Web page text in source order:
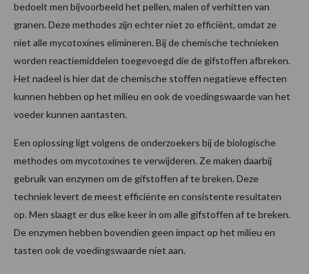
bedoelt men bijvoorbeeld het pellen, malen of verhitten van
granen. Deze methodes zijn echter niet zo efficiënt, omdat ze
niet alle mycotoxines elimineren. Bij de chemische technieken
worden reactiemiddelen toegevoegd die de gifstoffen afbreken.
Het nadeel is hier dat de chemische stoffen negatieve effecten
kunnen hebben op het milieu en ook de voedingswaarde van het
voeder kunnen aantasten.
Een oplossing ligt volgens de onderzoekers bij de biologische
methodes om mycotoxines te verwijderen. Ze maken daarbij
gebruik van enzymen om de gifstoffen af te breken. Deze
techniek levert de meest efficiënte en consistente resultaten
op. Men slaagt er dus elke keer in om alle gifstoffen af te breken.
De enzymen hebben bovendien geen impact op het milieu en
tasten ook de voedingswaarde niet aan.